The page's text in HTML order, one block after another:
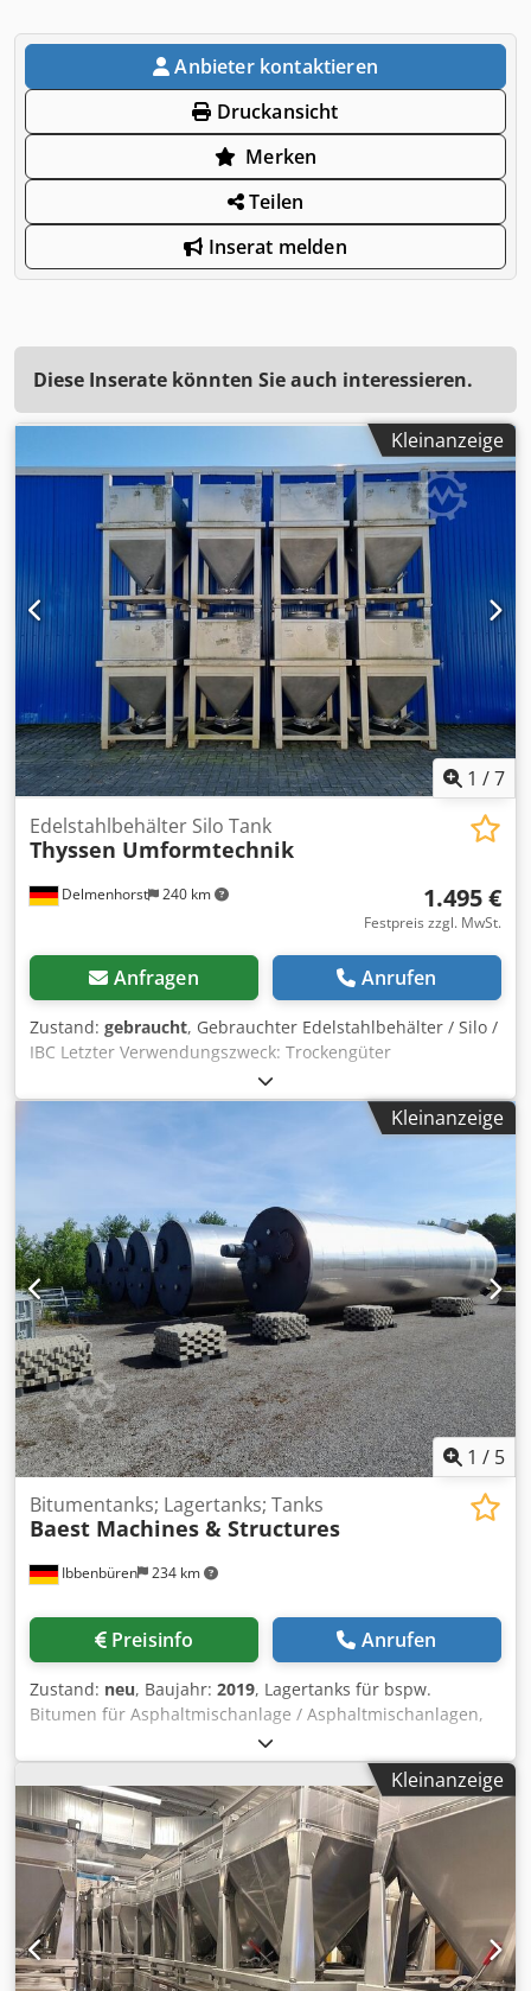
Anbieter kontaktieren
Druckansicht
Merken
Teilen
Inserat melden
Diese Inserate könnten Sie auch interessieren.
Kleinanzeige
1 /7
Delmenhorst 240 km
Edelstahlbehälter Silo Tank
Thyssen Umformtechnik
1.495 €
Festpreis zzgl. MwSt.
Anfragen Anrufen
Zustand: gebraucht, Gebrauchter Edelstahlbehälter / Silo /
IBC Letzter Verwendungszweck: Trockengüter
Artikelnummer: 10895 Volumen: 1160 Liter Type: Stehend
in edelstahl Stapelgestell Material (medienberührt): 1.4301
/ AISI304 Mannloch 450mm Crodpfxoyvgprj Ahaof
Gesamtlänge: 1080mm Gesamthöhe: 1900mm Höhe der
Füße: 120mm Materialien: Innen: 1.4301 / AISI 304
Außenteile: Edelstahl Einrichtungen: Typenschild: ja
Durchmesser Auslauf: DN250 Auslaufventil: Klappenventil
Abstand Abfluss zu Boden: 200mm
Kleinanzeige
1 / 5
Ibbenbüren 234 km
Bitumentanks; Lagertanks; Tanks
Baest Machines & Structures
Preisinfo Anrufen
Zustand: neu, Baujahr: 2019, Lagertanks für bspw.
Bitumen für Asphaltmischanlage / Asphaltmischanlagen,
etc. (stehende Ausführung) 7 x 70 m³ 1 x 68 m³ mit
Rührwerk Csdpfsw Nwtlex Ahaorf neu, unbenutzt, aus
Projektstorno, thermalölbeheizt und Elektrobeheizung
möglich, komplett, sofort lieferbar, zu verkaufen (einzeln o.
komplett)
Kleinanzeige